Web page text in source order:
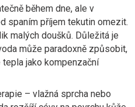
během dne, ale v
spaním příjem tekutin omezit.
malých doušků. Důležitá je
může paradoxně způsobit,
jako kompenzační
– vlažná sprcha nebo